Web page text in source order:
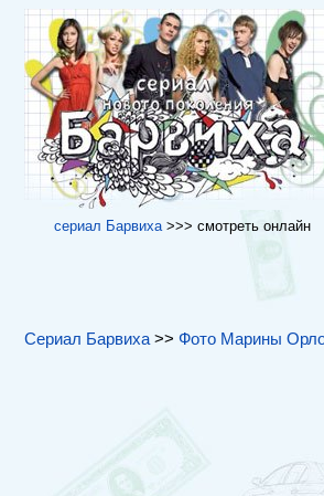
cериал Барвиха>>> cмотреть онлайн
Сериал Барвиха>> Фото Марины